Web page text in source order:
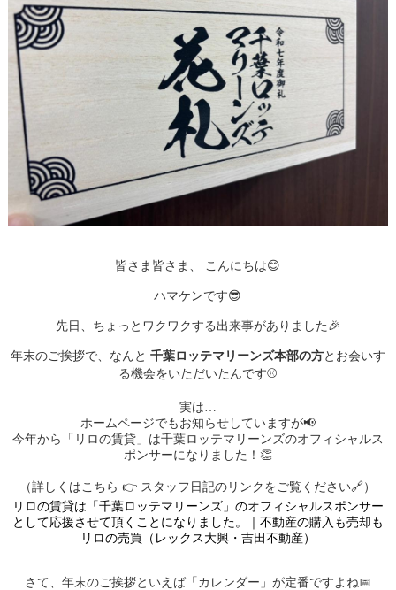
皆さま皆さま、 こんにちは😊
ハマケンです😎
先日、ちょっとワクワクする出来事がありました🎉
年末のご挨拶で、なんと 千葉ロッテマリーンズ本部の方とお会いす
る機会をいただいたんです⚾
実は…
ホームページでもお知らせしていますが📢
今年から「リロの賃貸」は千葉ロッテマリーンズのオフィシャルス
ポンサーになりました！👏
（詳しくはこちら 👉 スタッフ日記のリンクをご覧ください🔗）
リロの賃貸は「千葉ロッテマリーンズ」のオフィシャルスポンサー
として応援させて頂くことになりました。｜不動産の購入も売却も
リロの売買（レックス大興・吉田不動産）
さて、年末のご挨拶といえば「カレンダー」が定番ですよね📅